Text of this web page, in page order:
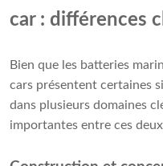
car : différences
Bien que les batteries
cars présentent certaines
dans plusieurs domaines
importantes entre ces